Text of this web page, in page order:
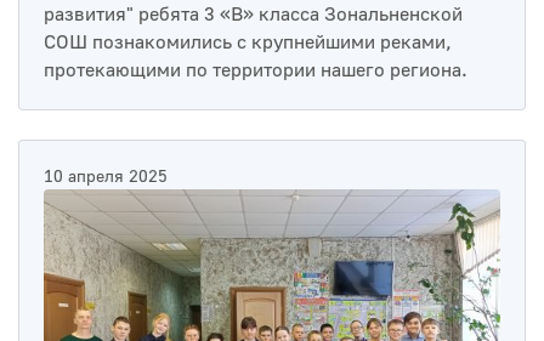
развития" ребята 3 «В» класса Зональненской
СОШ познакомились с крупнейшими реками,
протекающими по территории нашего региона.
10 апреля 2025